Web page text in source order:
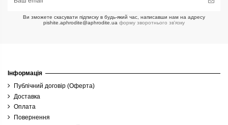
Ви зможете скасувати підписку в будь-який час, написавши нам на адресу
pishite.aphrodite@aphrodite.ua форму зворотнього зв'язку
Інформація
Публічний договір (Оферта)
Доставка
Оплата
Повернення